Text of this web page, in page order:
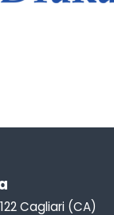
Cagliari (CA)